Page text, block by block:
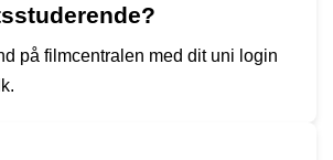
på filmcentralen med dit uni login